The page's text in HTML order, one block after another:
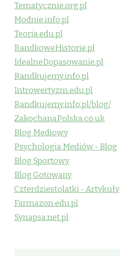
Tematycznie.org.pl
Modnie.info.pl
Teoria.edu.pl
RandkoweHistorie.pl
IdealneDopasowanie.pl
Randkujemy.info.pl
Introwertyzm.edu.pl
Randkujemy.info.pl/blog/
ZakochanaPolska.co.uk
Blog Mediowy
Psychologia Mediów - Blog
Blog Sportowy
Blog Gotowany
Czterdziestolatki - Artykuły
Farmazon.edu.pl
Synapsa.net.pl